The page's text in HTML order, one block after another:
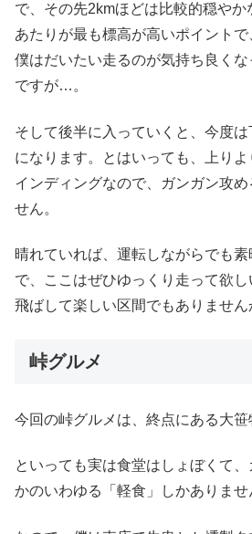
で、その先2kmほどは比較的穏や
あたりが最も標高が高いポイントで
僕はだいたい走るのが気持ち良く
ですが…。
そして後半に入っていくと、今度
になります。とはいっても、上り
インディングなので、ガンガン攻
せん。
晴れていれば、運転しながらでも
で、ここはぜひゆっくり走って欲
飛ばして楽しい区間でもありません
峠グルメ
今回の峠グルメは、終点にある大笹
といっても実は食堂はしょぼくて
かのいわゆる「軽食」しかありませ